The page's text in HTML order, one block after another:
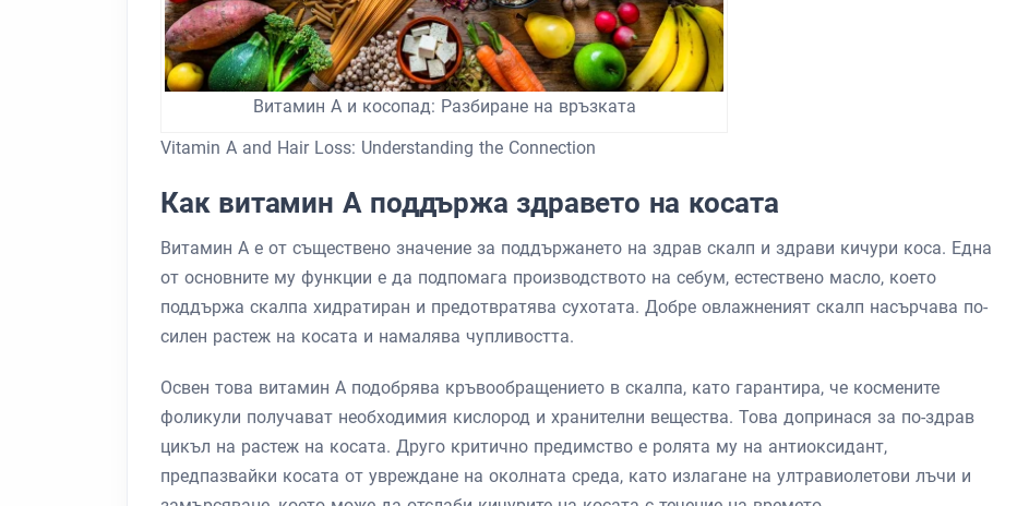
Витамин А и косопад: Разбиране на връзката
Vitamin A and Hair Loss: Understanding the Connection
Как витамин А поддържа здравето на косата
Витамин А е от съществено значение за поддържането на здрав скалп и здрави кичури коса. Една
от основните му функции е да подпомага производството на себум, естествено масло, което
поддържа скалпа хидратиран и предотвратява сухотата. Добре овлажненият скалп насърчава по-
силен растеж на косата и намалява чупливостта.
Освен това витамин А подобрява кръвообращението в скалпа, като гарантира, че космените
фоликули получават необходимия кислород и хранителни вещества. Това допринася за по-здрав
цикъл на растеж на косата. Друго критично предимство е ролята му на антиоксидант,
предпазвайки косата от увреждане на околната среда, като излагане на ултравиолетови лъчи и